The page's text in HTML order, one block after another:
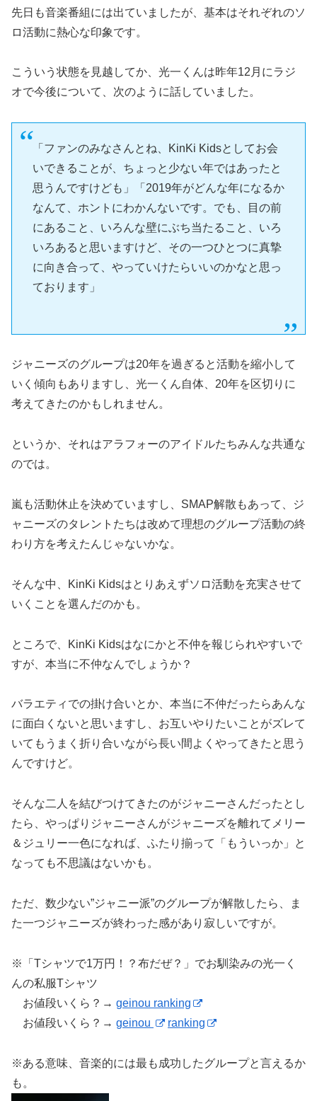
先日も音楽番組には出ていましたが、基本はそれぞれのソ
ロ活動に熱心な印象です。
こういう状態を見越してか、光一くんは昨年12月にラジ
オで今後について、次のように話していました。
「ファンのみなさんとね、KinKi Kidsとしてお会
いできることが、ちょっと少ない年ではあったと
思うんですけども」「2019年がどんな年になるか
なんて、ホントにわかんないです。でも、目の前
にあること、いろんな壁にぶち当たること、いろ
いろあると思いますけど、その一つひとつに真摯
に向き合って、やっていけたらいいのかなと思っ
ております」
ジャニーズのグループは20年を過ぎると活動を縮小して
いく傾向もありますし、光一くん自体、20年を区切りに
考えてきたのかもしれません。
というか、それはアラフォーのアイドルたちみんな共通な
のでは。
嵐も活動休止を決めていますし、SMAP解散もあって、ジ
ャニーズのタレントたちは改めて理想のグループ活動の終
わり方を考えたんじゃないかな。
そんな中、KinKi Kidsはとりあえずソロ活動を充実させて
いくことを選んだのかも。
ところで、KinKi Kidsはなにかと不仲を報じられやすいで
すが、本当に不仲なんでしょうか？
バラエティでの掛け合いとか、本当に不仲だったらあんな
に面白くないと思いますし、お互いやりたいことがズレて
いてもうまく折り合いながら長い間よくやってきたと思う
んですけど。
そんな二人を結びつけてきたのがジャニーさんだったとし
たら、やっぱりジャニーさんがジャニーズを離れてメリー
＆ジュリー一色になれば、ふたり揃って「もういっか」と
なっても不思議はないかも。
ただ、数少ない”ジャニー派”のグループが解散したら、ま
た一つジャニーズが終わった感があり寂しいですが。
※「Tシャツで1万円！？布だぜ？」でお馴染みの光一く
んの私服Tシャツ
お値段いくら？→ geinou ranking
お値段いくら？→ geinou ranking
※ある意味、音楽的には最も成功したグループと言えるか
も。